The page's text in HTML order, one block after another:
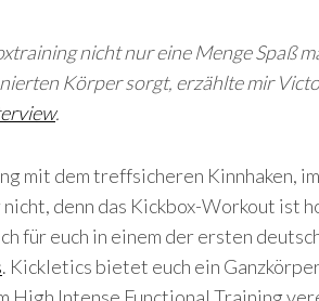
nicht nur eine Menge Spaß
Körper sorgt, erzählte mir
.
mit dem treffsicheren Kinnhaken,
denn das Kickbox-Workout ist
für euch in einem der ersten
. Kickletics bietet euch ein